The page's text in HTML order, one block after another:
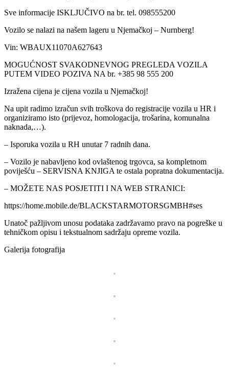
Sve informacije ISKLJUČIVO na br. tel. 098555200
Vozilo se nalazi na našem lageru u Njemačkoj – Nurnberg!
Vin: WBAUX11070A627643
MOGUĆNOST SVAKODNEVNOG PREGLEDA VOZILA
PUTEM VIDEO POZIVA NA br. +385 98 555 200
Izražena cijena je cijena vozila u Njemačkoj!
Na upit radimo izračun svih troškova do registracije vozila u HR i
organiziramo isto (prijevoz, homologacija, trošarina, komunalna
naknada,…).
– Isporuka vozila u RH unutar 7 radnih dana.
– Vozilo je nabavljeno kod ovlaštenog trgovca, sa kompletnom
poviješću – SERVISNA KNJIGA te ostala popratna dokumentacija.
– MOŽETE NAS POSJETITI I NA WEB STRANICI:
https://home.mobile.de/BLACKSTARMOTORSGMBH#ses
Unatoč pažljivom unosu podataka zadržavamo pravo na pogreške u
tehničkom opisu i tekstualnom sadržaju opreme vozila.
Galerija fotografija